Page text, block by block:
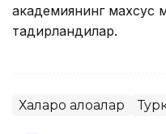
академиянинг махсус
тақдирландилар.
Халқаро алоқалар